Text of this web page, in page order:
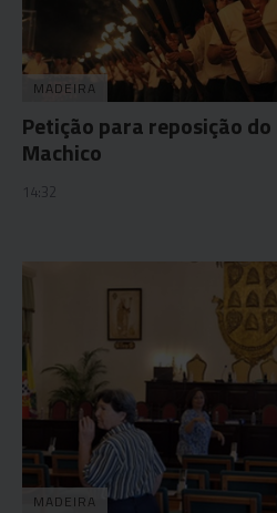
MADEIRA
Petição para reposição
Machico
14:32
MADEIRA